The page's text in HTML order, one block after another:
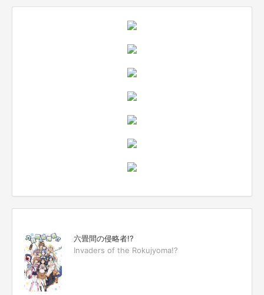
六畳間の侵略者!?
Invaders of the Rokujyoma!?